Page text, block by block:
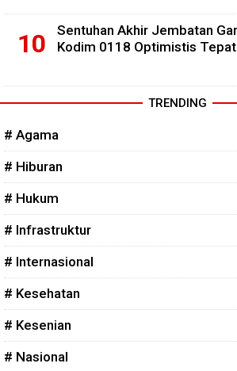
Sentuhan Akhir Jembatan
Kodim 0118 Optimistis
TRENDING
# Agama
# Hiburan
# Hukum
# Infrastruktur
# Internasional
# Kesehatan
# Kesenian
# Nasional